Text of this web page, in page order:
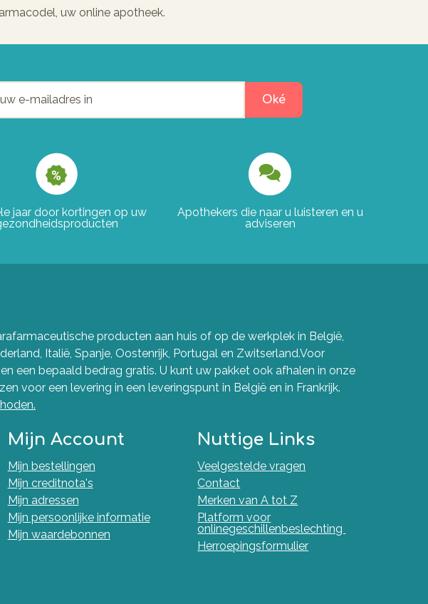
uw online apotheek.
Oké
jaar door kortingen op uw
Apothekers die naar u luisteren en u
adviseren
producten aan huis of op de werkplek in België,
Italië, Spanje, Oostenrijk, Portugal en Zwitserland.Voor
een bepaald bedrag gratis. U kunt uw pakket ook afhalen in onze
voor een levering in een leveringspunt in België en in Frankrijk.
Mijn Account
Mijn bestellingen
Mijn creditnota's
Mijn adressen
Mijn persoonlijke informatie
Mijn waardebonnen
Nuttige Links
Veelgestelde vragen
Contact
Merken van A tot Z
Platform voor
onlinegeschillenbeslechting
Herroepingsformulier